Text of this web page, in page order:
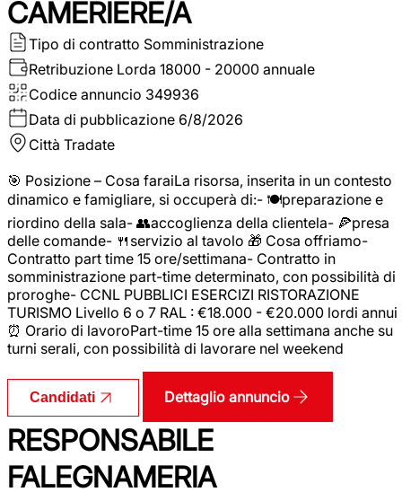
CAMERIERE/A
Tipo di contratto Somministrazione
Retribuzione Lorda 18000 - 20000 annuale
Codice annuncio 349936
Data di pubblicazione 6/8/2026
Città Tradate
🎯 Posizione – Cosa faraiLa risorsa, inserita in un contesto
dinamico e famigliare, si occuperà di:- 🍽️preparazione e
riordino della sala- 👥accoglienza della clientela- 🍕presa
delle comande- 🍴servizio al tavolo 🎁 Cosa offriamo-
Contratto part time 15 ore/settimana- Contratto in
somministrazione part-time determinato, con possibilità di
proroghe- CCNL PUBBLICI ESERCIZI RISTORAZIONE
TURISMO Livello 6 o 7 RAL : €18.000 - €20.000 lordi annui
⏰ Orario di lavoroPart-time 15 ore alla settimana anche su
turni serali, con possibilità di lavorare nel weekend
Candidati Dettaglio annuncio
RESPONSABILE
FALEGNAMERIA